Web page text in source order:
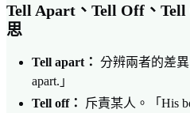
Tell Apart、Tell Off、
思
Tell apart： 分辨兩者的差異
apart.」
Tell off：
斥責某人。「His